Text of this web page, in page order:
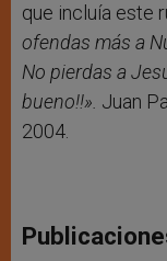
que incluía este
ofendas más a
No pierdas a
bueno!!». Juan
2004.